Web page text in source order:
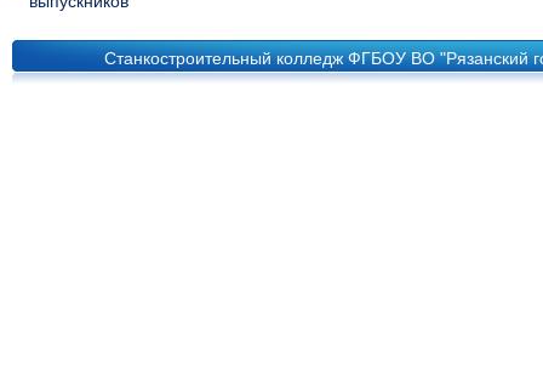
Станкостроительный колледж ФГБОУ ВО "Рязанский